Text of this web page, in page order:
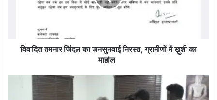
विवादित तमनार जिंदल का जनसुनवाई निरस्त, ग्रामीणों में ख़ुशी का
माहौल